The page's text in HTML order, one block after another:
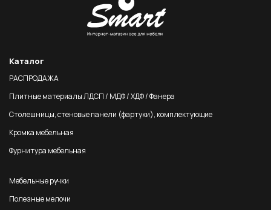
Каталог
РАСПРОДАЖА
Плитные материалы ЛДСП / МДФ / ХДФ / Фанера
Столешницы, стеновые панели (фартуки), комплектующие
Кромка мебельная
Фурнитура мебельная
Мебельные ручки
Полезные мелочи